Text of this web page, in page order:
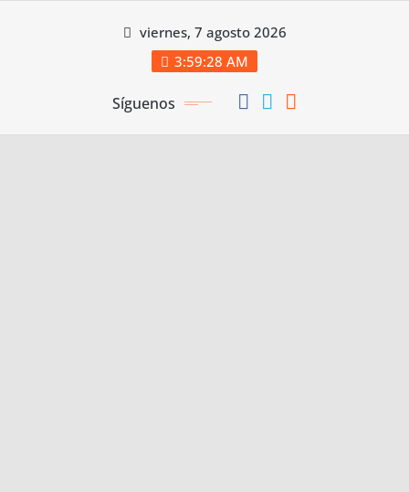
viernes, 7 agosto 2026
3:59:29 AM
Síguenos